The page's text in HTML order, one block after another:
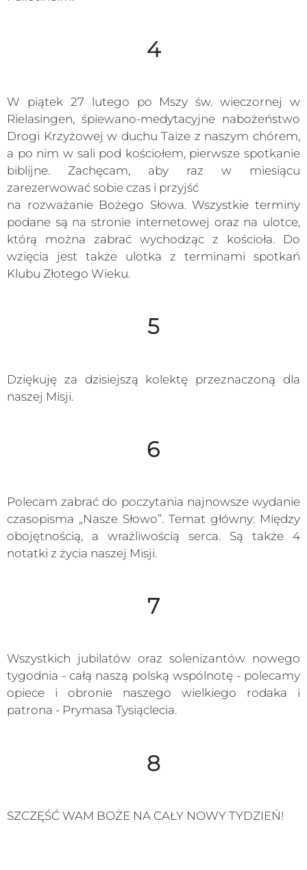
4
W piątek 27 lutego po Mszy św. wieczornej w
Rielasingen, śpiewano-medytacyjne nabożeństwo
Drogi Krzyżowej w duchu Taize z naszym chórem,
a po nim w sali pod kościołem, pierwsze spotkanie
biblijne. Zachęcam, aby raz w miesiącu
zarezerwować sobie czas i przyjść
na rozważanie Bożego Słowa. Wszystkie terminy
podane są na stronie internetowej oraz na ulotce,
którą można zabrać wychodząc z kościoła. Do
wzięcia jest także ulotka z terminami spotkań
Klubu Złotego Wieku.
5
Dziękuję za dzisiejszą kolektę przeznaczoną dla
naszej Misji.
6
Polecam zabrać do poczytania najnowsze wydanie
czasopisma „Nasze Słowo”. Temat główny: Między
obojętnością, a wrażliwością serca. Są także 4
notatki z życia naszej Misji.
7
Wszystkich jubilatów oraz solenizantów nowego
tygodnia - całą naszą polską wspólnotę - polecamy
opiece i obronie naszego wielkiego rodaka i
patrona - Prymasa Tysiąclecia.
8
SZCZĘŚĆ WAM BOŻE NA CAŁY NOWY TYDZIEŃ!